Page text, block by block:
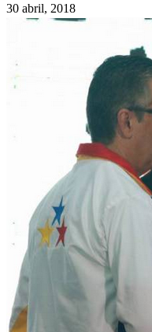
30 abril, 2018